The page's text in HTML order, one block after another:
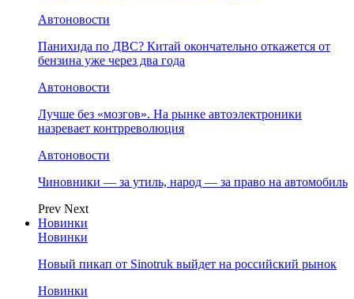
Автоновости
Панихида по ДВС? Китай окончательно откажется от
бензина уже через два года
Автоновости
Лучше без «мозгов». На рынке автоэлектроники
назревает контрреволюция
Автоновости
Чиновники — за утиль, народ — за право на автомобиль
Prev Next
Новинки
Новинки
Новый пикап от Sinotruk выйдет на российский рынок
Новинки